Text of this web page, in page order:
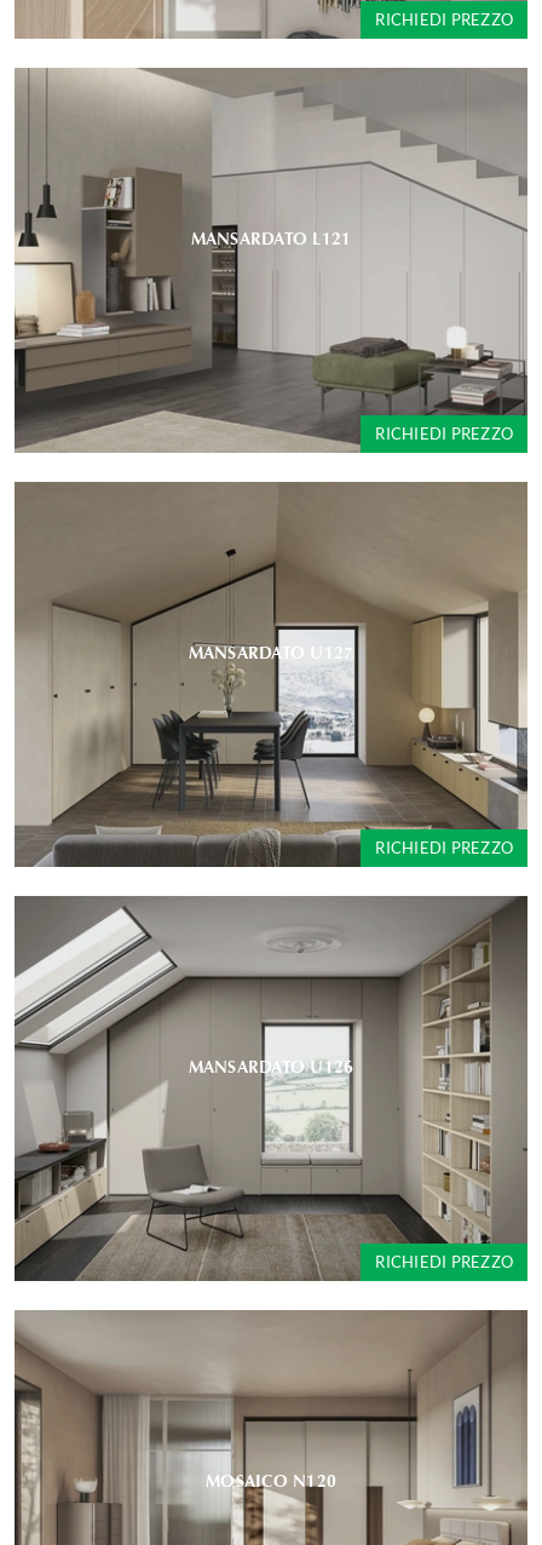
RICHIEDI PREZZO
MANSARDATO L121
RICHIEDI PREZZO
MANSARDATO U127
RICHIEDI PREZZO
MANSARDATO U126
RICHIEDI PREZZO
MOSAICO N120